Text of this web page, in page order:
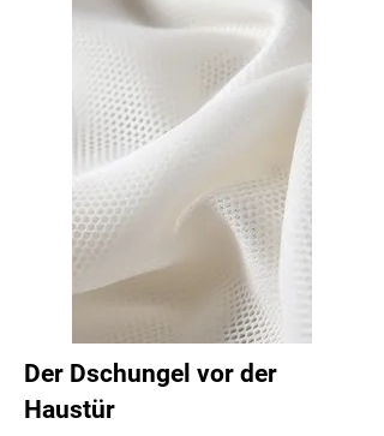
Der Dschungel vor der
Haustür